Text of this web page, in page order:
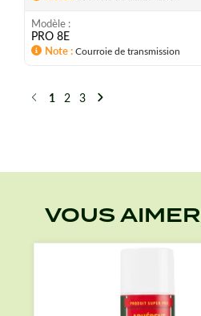
Modèle
PRO 8E
Note Courroie de transmission
Précédent
1 2 3 Suivant
VOUS